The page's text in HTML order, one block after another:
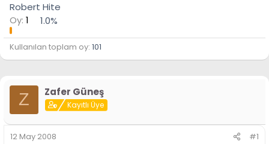
Robert Hite
Oy: 1 1.0%
Kullanılan toplam oy 101
Z Zafer Güneş
Kayıtlı Üye
12 May 2008 #1